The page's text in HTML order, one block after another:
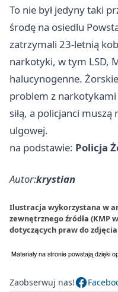
To nie był jedyny taki
środę na osiedlu
zatrzymali 23-letnią
narkotyki, w tym LSD,
halucynogenne.
problem z narkotykami
siłą, a policjanci
ulgowej.
na podstawie: Policja
Autor:krystian
Ilustracja wykorzystana w
zewnętrznego źródła (KMP
dotyczących praw do
Zaobserwuj nas!